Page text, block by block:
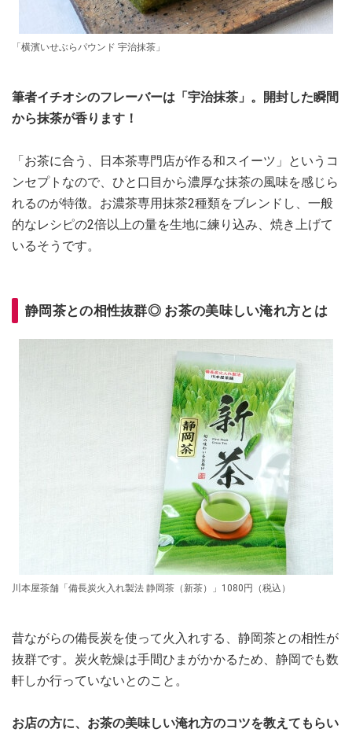
「横濱いせぶらパウンド 宇治抹茶」
筆者イチオシのフレーバーは「宇治抹茶」。開封した瞬間
から抹茶が香ります！
「お茶に合う、日本茶専門店が作る和スイーツ」というコ
ンセプトなので、ひと口目から濃厚な抹茶の風味を感じら
れるのが特徴。お濃茶専用抹茶2種類をブレンドし、一般
的なレシピの2倍以上の量を生地に練り込み、焼き上げて
いるそうです。
静岡茶との相性抜群◎ お茶の美味しい淹れ方とは
川本屋茶舗「備長炭火入れ製法 静岡茶（新茶）」1080円（税込）
昔ながらの備長炭を使って火入れする、静岡茶との相性が
抜群です。炭火乾燥は手間ひまがかかるため、静岡でも数
軒しか行っていないとのこと。
お店の方に、お茶の美味しい淹れ方のコツを教えてもらい